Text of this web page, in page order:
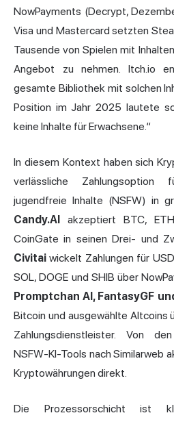
NowPayments (Decrypt,
Visa und Mastercard setzten
Tausende von Spielen mit
Angebot zu nehmen. Itch.io
gesamte Bibliothek mit solchen
Position im Jahr 2025 lautete
keine Inhalte für Erwachsene.“
In diesem Kontext haben sich
verlässliche Zahlungsoption
jugendfreie Inhalte (NSFW) in
Candy.AI akzeptiert BTC,
CoinGate in seinen Drei- und
Civitai wickelt Zahlungen für
SOL, DOGE und SHIB über
Promptchan AI, FantasyGF
Bitcoin und ausgewählte Altcoins
Zahlungsdienstleister. Von
NSFW-KI-Tools nach Similarweb
Kryptowährungen direkt.
Die Prozessorschicht ist